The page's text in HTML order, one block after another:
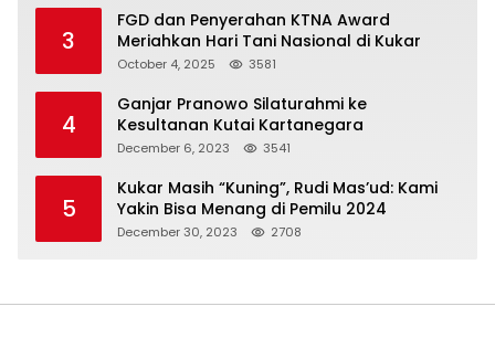
3
FGD dan Penyerahan KTNA Award
Meriahkan Hari Tani Nasional di Kukar
October 4, 2025 3581
4
Ganjar Pranowo Silaturahmi ke
Kesultanan Kutai Kartanegara
December 6, 2023 3541
5
Kukar Masih “Kuning”, Rudi Mas’ud: Kami
Yakin Bisa Menang di Pemilu 2024
December 30, 2023 2708